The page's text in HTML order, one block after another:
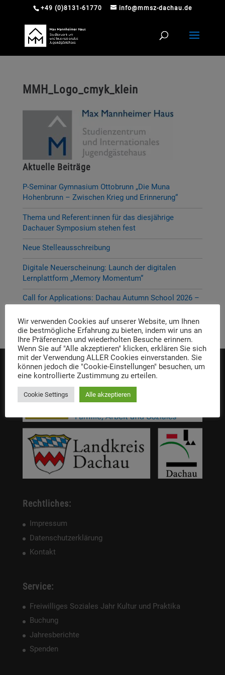
+49 (0)8131-61770 info@mmsz-dachau.de
MMH_Logo_cmyk_klein
Aktuelle Beiträge
P-Seminar Gymnasium Ottobrunn „Die Muna
Hohenbrunn – Zwischen Krieg und Erinnerung“
Thema und Referent:innen für das diesjährige
Dachauer Symposium stehen fest
Neue Stelleausschreibung
Digitale Neuerscheinung: Launch der digitalen
Lernplattform „Memory Momentum“
Call for Applications: Dachau Autumn School 2026 –
Die Einrichtung wird gefördert von:
Rechtliches:
Impressum
Datenschutzerklärung
Kontakt
Service:
Freiwilliges Soziales Jahr Kultur und Praktika
Buchung
Jahresberichte
Spenden
Wir verwenden Cookies auf unserer Website, um Ihnen
die bestmögliche Erfahrung zu bieten, indem wir uns an
Ihre Präferenzen und wiederholten Besuche erinnern.
Wenn Sie auf "Alle akzeptieren" klicken, erklären Sie sich
mit der Verwendung ALLER Cookies einverstanden. Sie
können jedoch die "Cookie-Einstellungen" besuchen, um
eine kontrollierte Zustimmung zu erteilen.
Cookie Settings Alle akzeptieren